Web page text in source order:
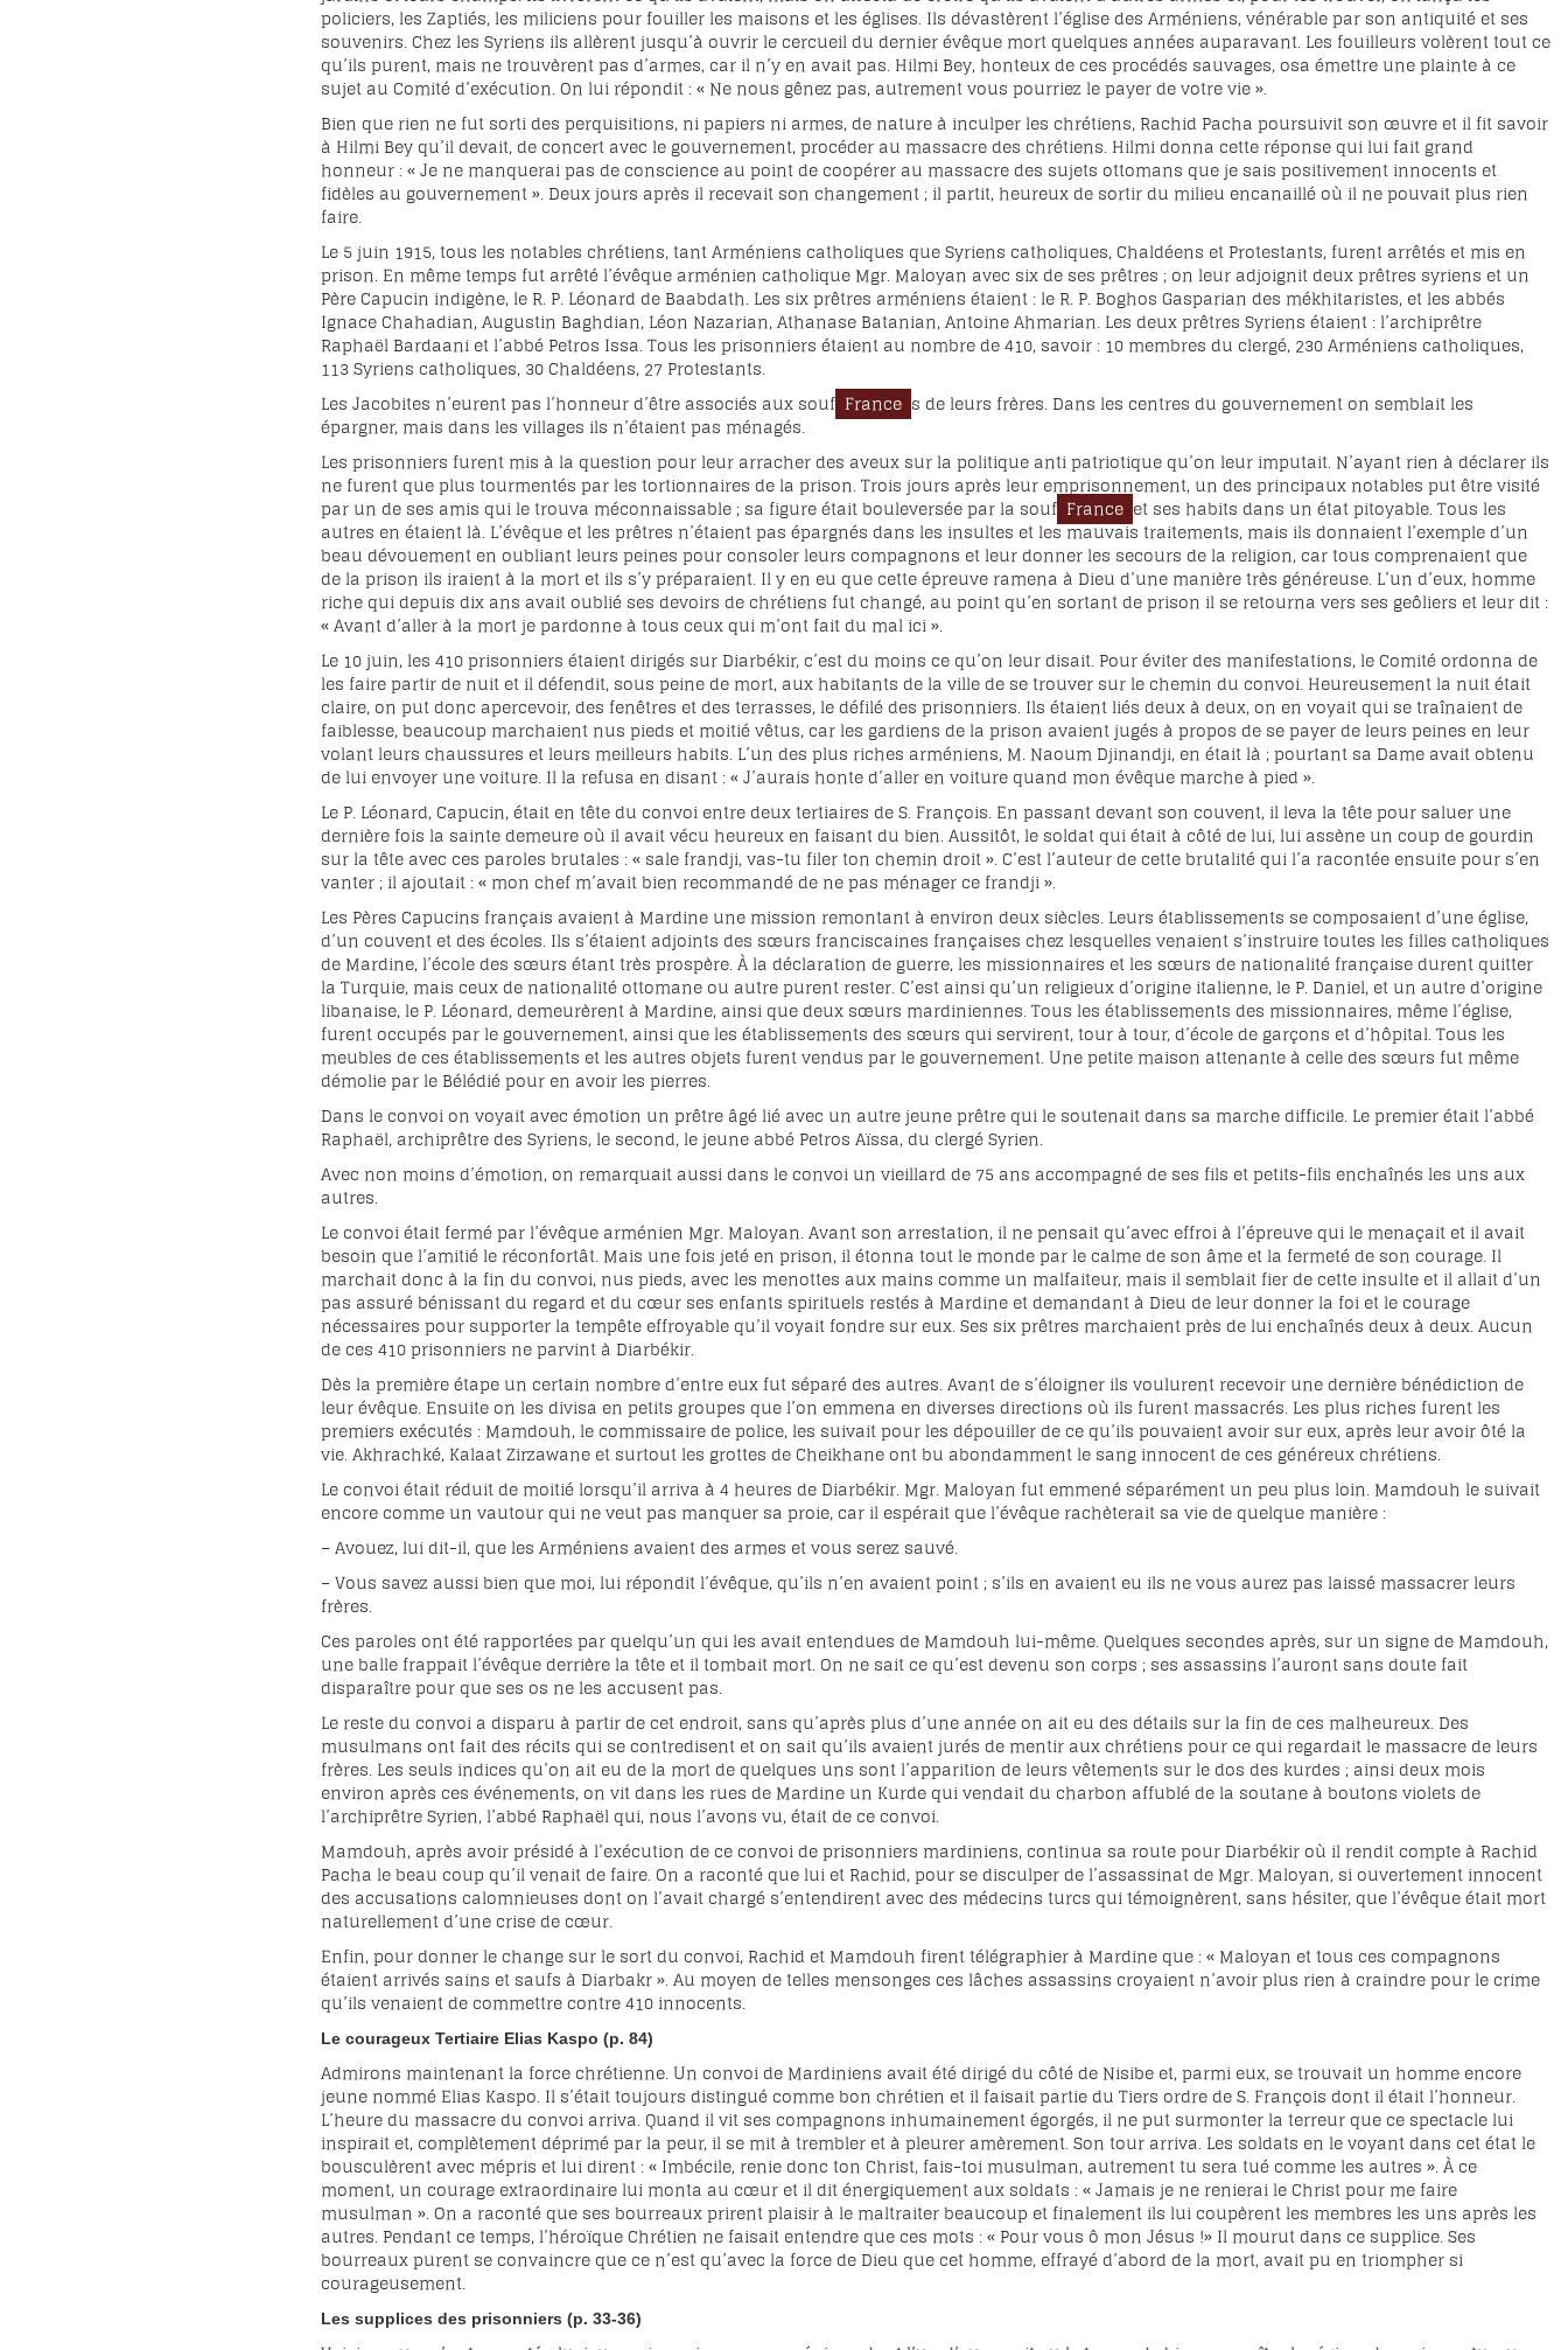
policiers, les Zaptiés, les miliciens pour fouiller les maisons et les églises. Ils dévastèrent l’église des Arméniens, vénérable par son antiquité et ses
souvenirs. Chez les Syriens ils allèrent jusqu’à ouvrir le cercueil du dernier évêque mort quelques années auparavant. Les fouilleurs volèrent tout ce
qu’ils purent, mais ne trouvèrent pas d’armes, car il n’y en avait pas. Hilmi Bey, honteux de ces procédés sauvages, osa émettre une plainte à ce
sujet au Comité d’exécution. On lui répondit : « Ne nous gênez pas, autrement vous pourriez le payer de votre vie ».
Bien que rien ne fut sorti des perquisitions, ni papiers ni armes, de nature à inculper les chrétiens, Rachid Pacha poursuivit son œuvre et il fit savoir
à Hilmi Bey qu’il devait, de concert avec le gouvernement, procéder au massacre des chrétiens. Hilmi donna cette réponse qui lui fait grand
honneur : « Je ne manquerai pas de conscience au point de coopérer au massacre des sujets ottomans que je sais positivement innocents et
fidèles au gouvernement ». Deux jours après il recevait son changement ; il partit, heureux de sortir du milieu encanaillé où il ne pouvait plus rien
faire.
Le 5 juin 1915, tous les notables chrétiens, tant Arméniens catholiques que Syriens catholiques, Chaldéens et Protestants, furent arrêtés et mis en
prison. En même temps fut arrêté l’évêque arménien catholique Mgr. Maloyan avec six de ses prêtres ; on leur adjoignit deux prêtres syriens et un
Père Capucin indigène, le R. P. Léonard de Baabdath. Les six prêtres arméniens étaient : le R. P. Boghos Gasparian des mékhitaristes, et les abbés
Ignace Chahadian, Augustin Baghdian, Léon Nazarian, Athanase Batanian, Antoine Ahmarian. Les deux prêtres Syriens étaient : l’archiprêtre
Raphaël Bardaani et l’abbé Petros Issa. Tous les prisonniers étaient au nombre de 410, savoir : 10 membres du clergé, 230 Arméniens catholiques,
113 Syriens catholiques, 30 Chaldéens, 27 Protestants.
Les Jacobites n’eurent pas l’honneur d’être associés aux souf France s de leurs frères. Dans les centres du gouvernement on semblait les
épargner, mais dans les villages ils n’étaient pas ménagés.
Les prisonniers furent mis à la question pour leur arracher des aveux sur la politique anti patriotique qu’on leur imputait. N’ayant rien à déclarer ils
ne furent que plus tourmentés par les tortionnaires de la prison. Trois jours après leur emprisonnement, un des principaux notables put être visité
par un de ses amis qui le trouva méconnaissable ; sa figure était bouleversée par la souf France et ses habits dans un état pitoyable. Tous les
autres en étaient là. L’évêque et les prêtres n’étaient pas épargnés dans les insultes et les mauvais traitements, mais ils donnaient l’exemple d’un
beau dévouement en oubliant leurs peines pour consoler leurs compagnons et leur donner les secours de la religion, car tous comprenaient que
de la prison ils iraient à la mort et ils s’y préparaient. Il y en eu que cette épreuve ramena à Dieu d’une manière très généreuse. L’un d’eux, homme
riche qui depuis dix ans avait oublié ses devoirs de chrétiens fut changé, au point qu’en sortant de prison il se retourna vers ses geôliers et leur dit :
« Avant d’aller à la mort je pardonne à tous ceux qui m’ont fait du mal ici ».
Le 10 juin, les 410 prisonniers étaient dirigés sur Diarbékir, c’est du moins ce qu’on leur disait. Pour éviter des manifestations, le Comité ordonna de
les faire partir de nuit et il défendit, sous peine de mort, aux habitants de la ville de se trouver sur le chemin du convoi. Heureusement la nuit était
claire, on put donc apercevoir, des fenêtres et des terrasses, le défilé des prisonniers. Ils étaient liés deux à deux, on en voyait qui se traînaient de
faiblesse, beaucoup marchaient nus pieds et moitié vêtus, car les gardiens de la prison avaient jugés à propos de se payer de leurs peines en leur
volant leurs chaussures et leurs meilleurs habits. L’un des plus riches arméniens, M. Naoum Djinandji, en était là ; pourtant sa Dame avait obtenu
de lui envoyer une voiture. Il la refusa en disant : « J’aurais honte d’aller en voiture quand mon évêque marche à pied ».
Le P. Léonard, Capucin, était en tête du convoi entre deux tertiaires de S. François. En passant devant son couvent, il leva la tête pour saluer une
dernière fois la sainte demeure où il avait vécu heureux en faisant du bien. Aussitôt, le soldat qui était à côté de lui, lui assène un coup de gourdin
sur la tête avec ces paroles brutales : « sale frandji, vas-tu filer ton chemin droit ». C’est l’auteur de cette brutalité qui l’a racontée ensuite pour s’en
vanter ; il ajoutait : « mon chef m’avait bien recommandé de ne pas ménager ce frandji ».
Les Pères Capucins français avaient à Mardine une mission remontant à environ deux siècles. Leurs établissements se composaient d’une église,
d’un couvent et des écoles. Ils s’étaient adjoints des sœurs franciscaines françaises chez lesquelles venaient s’instruire toutes les filles catholiques
de Mardine, l’école des sœurs étant très prospère. À la déclaration de guerre, les missionnaires et les sœurs de nationalité française durent quitter
la Turquie, mais ceux de nationalité ottomane ou autre purent rester. C’est ainsi qu’un religieux d’origine italienne, le P. Daniel, et un autre d’origine
libanaise, le P. Léonard, demeurèrent à Mardine, ainsi que deux sœurs mardiniennes. Tous les établissements des missionnaires, même l’église,
furent occupés par le gouvernement, ainsi que les établissements des sœurs qui servirent, tour à tour, d’école de garçons et d’hôpital. Tous les
meubles de ces établissements et les autres objets furent vendus par le gouvernement. Une petite maison attenante à celle des sœurs fut même
démolie par le Bélédié pour en avoir les pierres.
Dans le convoi on voyait avec émotion un prêtre âgé lié avec un autre jeune prêtre qui le soutenait dans sa marche difficile. Le premier était l’abbé
Raphaël, archiprêtre des Syriens, le second, le jeune abbé Petros Aïssa, du clergé Syrien.
Avec non moins d’émotion, on remarquait aussi dans le convoi un vieillard de 75 ans accompagné de ses fils et petits-fils enchaînés les uns aux
autres.
Le convoi était fermé par l’évêque arménien Mgr. Maloyan. Avant son arrestation, il ne pensait qu’avec effroi à l’épreuve qui le menaçait et il avait
besoin que l’amitié le réconfortât. Mais une fois jeté en prison, il étonna tout le monde par le calme de son âme et la fermeté de son courage. Il
marchait donc à la fin du convoi, nus pieds, avec les menottes aux mains comme un malfaiteur, mais il semblait fier de cette insulte et il allait d’un
pas assuré bénissant du regard et du cœur ses enfants spirituels restés à Mardine et demandant à Dieu de leur donner la foi et le courage
nécessaires pour supporter la tempête effroyable qu’il voyait fondre sur eux. Ses six prêtres marchaient près de lui enchaînés deux à deux. Aucun
de ces 410 prisonniers ne parvint à Diarbékir.
Dès la première étape un certain nombre d’entre eux fut séparé des autres. Avant de s’éloigner ils voulurent recevoir une dernière bénédiction de
leur évêque. Ensuite on les divisa en petits groupes que l’on emmena en diverses directions où ils furent massacrés. Les plus riches furent les
premiers exécutés : Mamdouh, le commissaire de police, les suivait pour les dépouiller de ce qu’ils pouvaient avoir sur eux, après leur avoir ôté la
vie. Akhrachké, Kalaat Zirzawane et surtout les grottes de Cheikhane ont bu abondamment le sang innocent de ces généreux chrétiens.
Le convoi était réduit de moitié lorsqu’il arriva à 4 heures de Diarbékir. Mgr. Maloyan fut emmené séparément un peu plus loin. Mamdouh le suivait
encore comme un vautour qui ne veut pas manquer sa proie, car il espérait que l’évêque rachèterait sa vie de quelque manière :
– Avouez, lui dit-il, que les Arméniens avaient des armes et vous serez sauvé.
– Vous savez aussi bien que moi, lui répondit l’évêque, qu’ils n’en avaient point ; s’ils en avaient eu ils ne vous aurez pas laissé massacrer leurs
frères.
Ces paroles ont été rapportées par quelqu’un qui les avait entendues de Mamdouh lui-même. Quelques secondes après, sur un signe de Mamdouh,
une balle frappait l’évêque derrière la tête et il tombait mort. On ne sait ce qu’est devenu son corps ; ses assassins l’auront sans doute fait
disparaître pour que ses os ne les accusent pas.
Le reste du convoi a disparu à partir de cet endroit, sans qu’après plus d’une année on ait eu des détails sur la fin de ces malheureux. Des
musulmans ont fait des récits qui se contredisent et on sait qu’ils avaient jurés de mentir aux chrétiens pour ce qui regardait le massacre de leurs
frères. Les seuls indices qu’on ait eu de la mort de quelques uns sont l’apparition de leurs vêtements sur le dos des kurdes ; ainsi deux mois
environ après ces événements, on vit dans les rues de Mardine un Kurde qui vendait du charbon affublé de la soutane à boutons violets de
l’archiprêtre Syrien, l’abbé Raphaël qui, nous l’avons vu, était de ce convoi.
Mamdouh, après avoir présidé à l’exécution de ce convoi de prisonniers mardiniens, continua sa route pour Diarbékir où il rendit compte à Rachid
Pacha le beau coup qu’il venait de faire. On a raconté que lui et Rachid, pour se disculper de l’assassinat de Mgr. Maloyan, si ouvertement innocent
des accusations calomnieuses dont on l’avait chargé s’entendirent avec des médecins turcs qui témoignèrent, sans hésiter, que l’évêque était mort
naturellement d’une crise de cœur.
Enfin, pour donner le change sur le sort du convoi, Rachid et Mamdouh firent télégraphier à Mardine que : « Maloyan et tous ces compagnons
étaient arrivés sains et saufs à Diarbakr ». Au moyen de telles mensonges ces lâches assassins croyaient n’avoir plus rien à craindre pour le crime
qu’ils venaient de commettre contre 410 innocents.
Le courageux Tertiaire Elias Kaspo (p. 84)
Admirons maintenant la force chrétienne. Un convoi de Mardiniens avait été dirigé du côté de Nisibe et, parmi eux, se trouvait un homme encore
jeune nommé Elias Kaspo. Il s’était toujours distingué comme bon chrétien et il faisait partie du Tiers ordre de S. François dont il était l’honneur.
L’heure du massacre du convoi arriva. Quand il vit ses compagnons inhumainement égorgés, il ne put surmonter la terreur que ce spectacle lui
inspirait et, complètement déprimé par la peur, il se mit à trembler et à pleurer amèrement. Son tour arriva. Les soldats en le voyant dans cet état le
bousculèrent avec mépris et lui dirent : « Imbécile, renie donc ton Christ, fais-toi musulman, autrement tu sera tué comme les autres ». À ce
moment, un courage extraordinaire lui monta au cœur et il dit énergiquement aux soldats : « Jamais je ne renierai le Christ pour me faire
musulman ». On a raconté que ses bourreaux prirent plaisir à le maltraiter beaucoup et finalement ils lui coupèrent les membres les uns après les
autres. Pendant ce temps, l’héroïque Chrétien ne faisait entendre que ces mots : « Pour vous ô mon Jésus !» Il mourut dans ce supplice. Ses
bourreaux purent se convaincre que ce n’est qu’avec la force de Dieu que cet homme, effrayé d’abord de la mort, avait pu en triompher si
courageusement.
Les supplices des prisonniers (p. 33-36)